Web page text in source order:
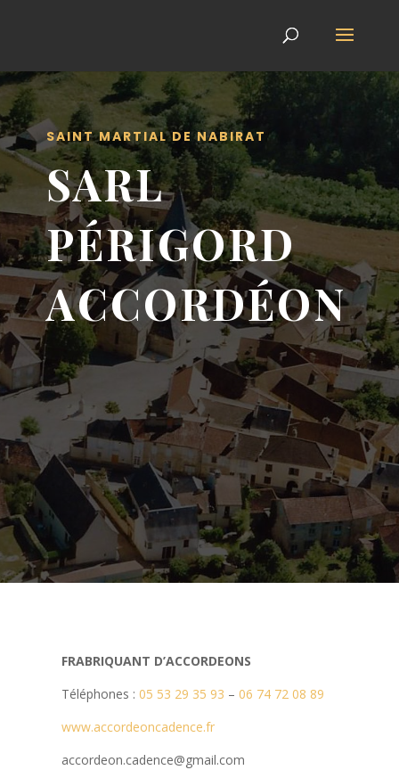
SAINT MARTIAL DE NABIRAT
SARL
PÉRIGORD
ACCORDÉON
FRABRIQUANT D’ACCORDEONS
Téléphones : 05 53 29 35 93 – 06 74 72 08 89
www.accordeoncadence.fr
accordeon.cadence@gmail.com